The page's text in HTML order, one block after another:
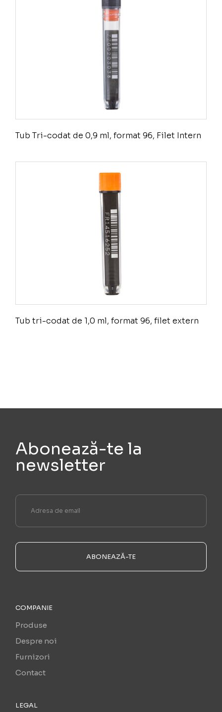
Tub Tri-codat de 0,9 ml, format 96, Filet Intern
Tub tri-codat de 1,0 ml, format 96, filet extern
Abonează-te la
newsletter
ABONEAZĂ-TE
COMPANIE
Produse
Despre noi
Furnizori
Contact
LEGAL